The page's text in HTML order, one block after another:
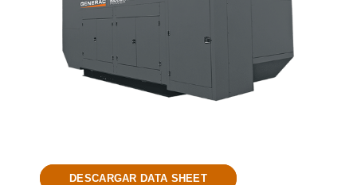
DESCARGAR DATA SHEET